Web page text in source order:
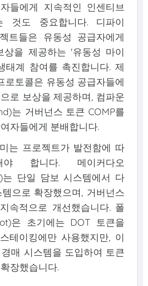
들에게 지속적인 인센티브
것도 중요합니다. 디파이
트들은 유동성 공급자에게
상을 제공하는 '유동성 마이
태계 참여를 촉진합니다. 제
로토콜은 유동성 공급자들에
로 보상을 제공하며, 컴파운
는 거버넌스 토큰 COMP를
자들에게 분배합니다.
는 프로젝트가 발전함에 따
합니다. 메이커다오
는 단일 담보 시스템에서 다
으로 확장했으며, 거버넌스
속적으로 개선했습니다. 폴
은 초기에는 DOT 토큰을
테이킹에만 사용했지만, 이
매 시스템을 도입하여 토큰
장했습니다.